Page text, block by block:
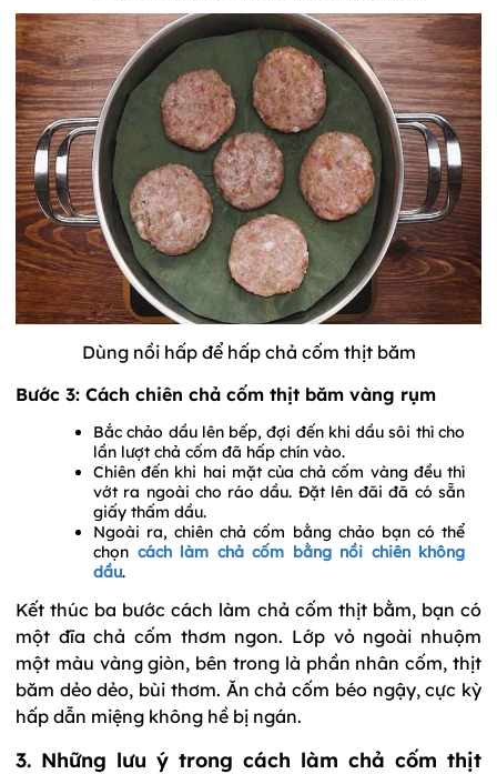
Dùng nồi hấp để hấp chả cốm thịt băm
Bước 3: Cách chiên chả cốm thịt băm vàng rụm
Bắc chảo dầu lên bếp, đợi đến khi dầu sôi thì cho
lần lượt chả cốm đã hấp chín vào.
Chiên đến khi hai mặt của chả cốm vàng đều thì
vớt ra ngoài cho ráo dầu. Đặt lên đãi đã có sẵn
giấy thấm dầu.
Ngoài ra, chiên chả cốm bằng chảo bạn có thể
chọn cách làm chả cốm bằng nồi chiên không
dầu.
Kết thúc ba bước cách làm chả cốm thịt bằm, bạn có
một đĩa chả cốm thơm ngon. Lớp vỏ ngoài nhuộm
một màu vàng giòn, bên trong là phần nhân cốm, thịt
băm dẻo dẻo, bùi thơm. Ăn chả cốm béo ngậy, cực kỳ
hấp dẫn miệng không hề bị ngán.
3. Những lưu ý trong cách làm chả cốm thịt